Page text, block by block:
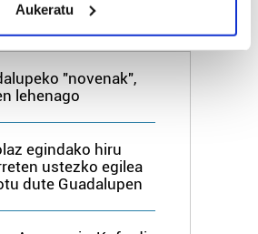
device by actively scanning it for
(fingerprinting)
in thedetails section
zure datu pertsonalak
IP zenbakia, besteak beste,
adibidez, iragarki eta eduki
iragarkiak eta edukia
informazioa biltzeko eta
Aukeratu
irakurrienak
"novenak",
lehenago
egindako hiru
ustezko egilea
dute Guadalupen